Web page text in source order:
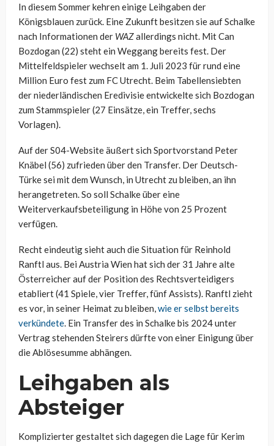
In diesem Sommer kehren einige Leihgaben der
Königsblauen zurück. Eine Zukunft besitzen sie auf Schalke
nach Informationen der WAZallerdings nicht. Mit Can
Bozdogan (22) steht ein Weggang bereits fest. Der
Mittelfeldspieler wechselt am 1. Juli 2023 für rund eine
Million Euro fest zum FC Utrecht. Beim Tabellensiebten
der niederländischen Eredivisie entwickelte sich Bozdogan
zum Stammspieler (27 Einsätze, ein Treffer, sechs
Vorlagen).
Auf der S04-Website äußert sich Sportvorstand Peter
Knäbel (56) zufrieden über den Transfer. Der Deutsch-
Türke sei mit dem Wunsch, in Utrecht zu bleiben, an ihn
herangetreten. So soll Schalke über eine
Weiterverkaufsbeteiligung in Höhe von 25 Prozent
verfügen.
Recht eindeutig sieht auch die Situation für Reinhold
Ranftl aus. Bei Austria Wien hat sich der 31 Jahre alte
Österreicher auf der Position des Rechtsverteidigers
etabliert (41 Spiele, vier Treffer, fünf Assists). Ranftl zieht
es vor, in seiner Heimat zu bleiben,wie er selbst bereits
verkündete. Ein Transfer des in Schalke bis 2024 unter
Vertrag stehenden Steirers dürfte von einer Einigung über
die Ablösesumme abhängen.
Leihgaben als
Absteiger
Komplizierter gestaltet sich dagegen die Lage für Kerim